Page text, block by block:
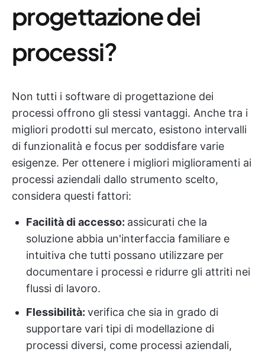
progettazione dei
processi?
Non tutti i software di progettazione dei
processi offrono gli stessi vantaggi. Anche tra i
migliori prodotti sul mercato, esistono intervalli
di funzionalità e focus per soddisfare varie
esigenze. Per ottenere i migliori miglioramenti ai
processi aziendali dallo strumento scelto,
considera questi fattori:
Facilità di accesso: assicurati che la
soluzione abbia un'interfaccia familiare e
intuitiva che tutti possano utilizzare per
documentare i processi e ridurre gli attriti nei
flussi di lavoro.
Flessibilità: verifica che sia in grado di
supportare vari tipi di modellazione di
processi diversi, come processi aziendali,